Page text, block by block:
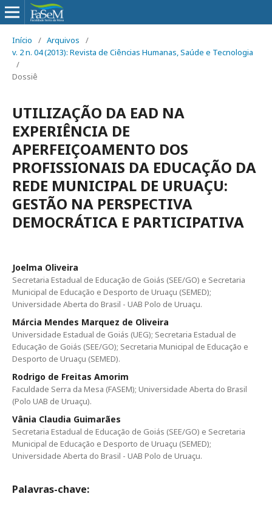
Início / Arquivos
/
v. 2 n. 04 (2013): Revista de Ciências Humanas, Saúde e Tecnologia
/
Dossiê
UTILIZAÇÃO DA EAD NA
EXPERIÊNCIA DE
APERFEIÇOAMENTO DOS
PROFISSIONAIS DA EDUCAÇÃO DA
REDE MUNICIPAL DE URUAÇU:
GESTÃO NA PERSPECTIVA
DEMOCRÁTICA E PARTICIPATIVA
Joelma Oliveira
Secretaria Estadual de Educação de Goiás (SEE/GO) e Secretaria
Municipal de Educação e Desporto de Uruaçu (SEMED);
Universidade Aberta do Brasil - UAB Polo de Uruaçu.
Márcia Mendes Marquez de Oliveira
Universidade Estadual de Goiás (UEG); Secretaria Estadual de
Educação de Goiás (SEE/GO); Secretaria Municipal de Educação e
Desporto de Uruaçu (SEMED).
Rodrigo de Freitas Amorim
Faculdade Serra da Mesa (FASEM); Universidade Aberta do Brasil
(Polo UAB de Uruaçu).
Vânia Claudia Guimarães
Secretaria Estadual de Educação de Goiás (SEE/GO) e Secretaria
Municipal de Educação e Desporto de Uruaçu (SEMED);
Universidade Aberta do Brasil - UAB Polo de Uruaçu.
Palavras-chave: